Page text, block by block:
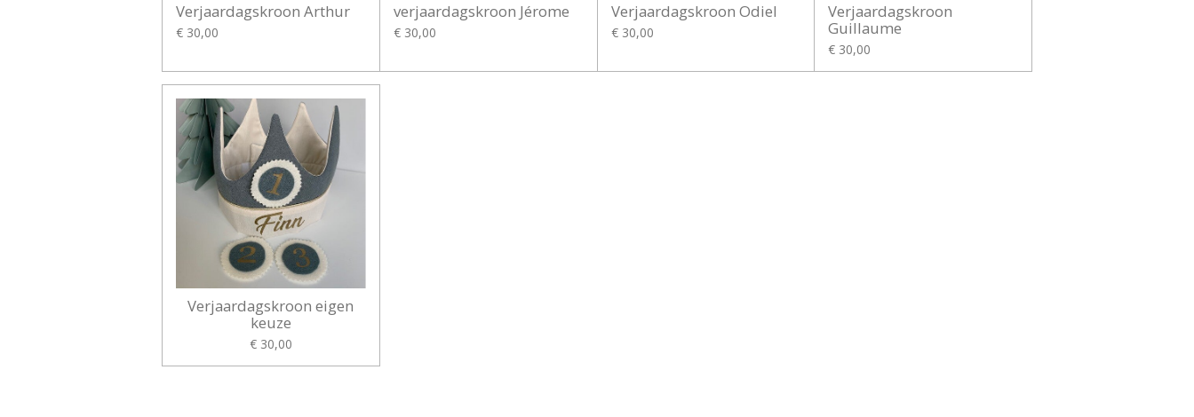
Verjaardagskroon Arthur
€ 30,00
verjaardagskroon Jérome
€ 30,00
Verjaardagskroon Odiel
€ 30,00
Verjaardagskroon
Guillaume
€ 30,00
Verjaardagskroon eigen
keuze
€ 30,00